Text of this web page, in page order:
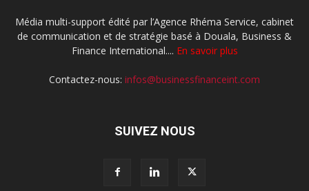
Média multi-support édité par l’Agence Rhéma Service, cabinet
de communication et de stratégie basé à Douala, Business &
Finance International.... En savoir plus
Contactez-nous: infos@businessfinanceint.com
SUIVEZ NOUS